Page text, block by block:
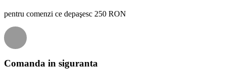
pentru comenzi ce depaşesc 250 RON
Comanda in siguranta